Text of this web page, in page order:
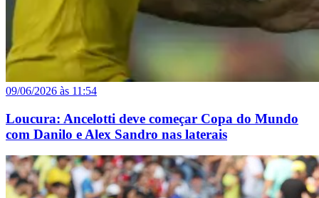
09/06/2026 às 11:54
Loucura: Ancelotti deve começar Copa do Mundo
com Danilo e Alex Sandro nas laterais